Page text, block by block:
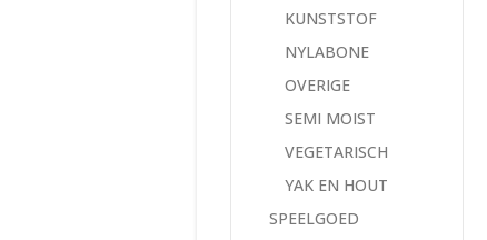
KUNSTSTOF
NYLABONE
OVERIGE
SEMI MOIST
VEGETARISCH
YAK EN HOUT
SPEELGOED